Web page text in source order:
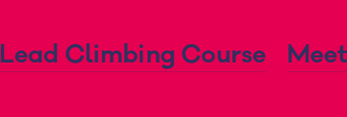
Lead Climbing Course